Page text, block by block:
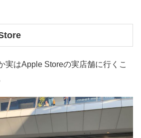
実はApple Storeの実店舗に行くこ